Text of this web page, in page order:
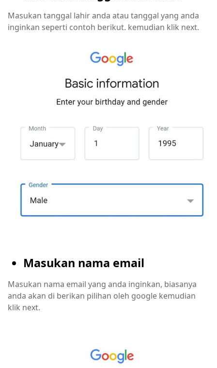
Masukan tanggal lahir anda atau tanggal yang anda
inginkan seperti contoh berikut. kemudian klik next.
Masukan nama email
Masukan nama email yang anda inginkan, biasanya
anda akan di berikan pilihan oleh google kemudian
klik next.